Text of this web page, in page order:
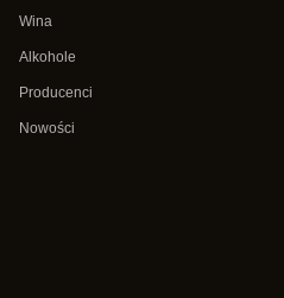
Wina
Alkohole
Producenci
Nowości